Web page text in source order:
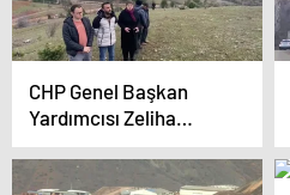
CHP Genel Başkan
Yardımcısı Zeliha
Aksaz Şahbaz,
Kütahya’da altın